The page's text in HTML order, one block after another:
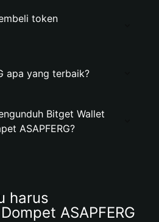
token
apa yang terbaik?
Bitget Wallet
ASAPFERG?
harus
ASAPFERG